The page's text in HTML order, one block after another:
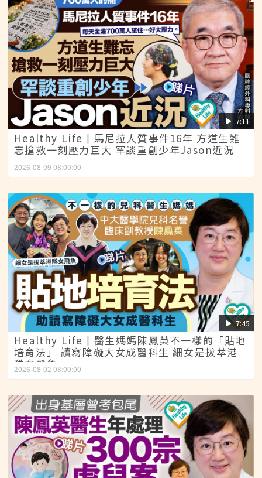
7:11
Healthy Life丨馬尼拉人質事件16年 方道生難
忘搶救一刻壓力巨大 罕談重創少年Jason近況
2026-08-09 08:00:00
7:45
Healthy Life丨醫生媽媽陳鳳英不一樣的「貼地
培育法」 讀寫障礙大女成醫科生 細女是拔萃港
隊女飛魚
2026-08-02 08:00:00